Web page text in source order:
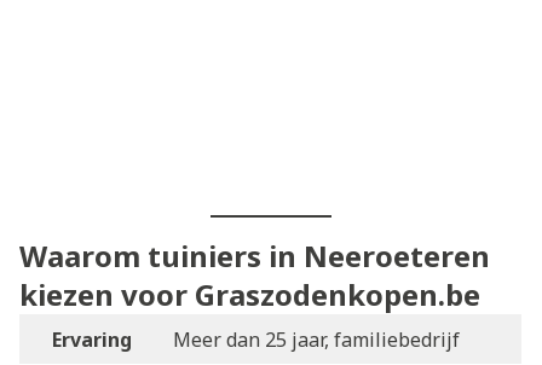
Waarom tuiniers in Neeroeteren
kiezen voor Graszodenkopen.be
Ervaring Meer dan 25 jaar, familiebedrijf